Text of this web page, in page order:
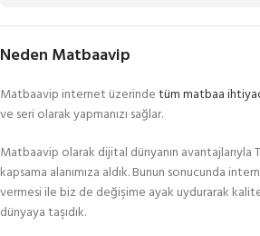
Neden Matbaavip
Matbaavip internet üzerindetüm matbaa
ve seri olarak yapmanızı sağlar.
Matbaavip olarak dijital dünyanın avantajlarıyla
kapsama alanımıza aldık. Bunun sonucunda
vermesi ile biz de değişime ayak uydurarak
dünyaya taşıdık.